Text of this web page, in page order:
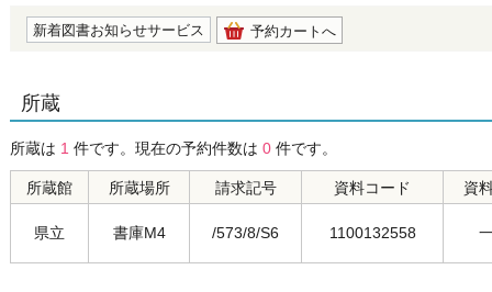
新着図書お知らせサービス 予約カートへ
所蔵
所蔵は 1 件です。現在の予約件数は 0 件です。
所蔵館 所蔵場所 請求記号 資料コード 資
県立 書庫M4 /573/8/S6 1100132558